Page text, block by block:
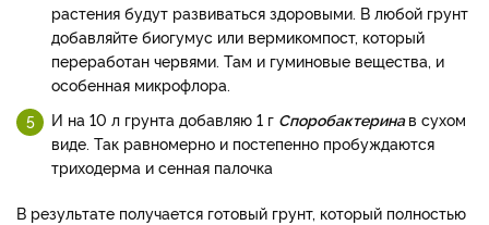
растения будут развиваться здоровыми. В любой грунт
добавляйте биогумус или вермикомпост, который
переработан червями. Там и гуминовые вещества, и
особенная микрофлора.
И на 10 л грунта добавляю 1 г Споробактеринав сухом
виде. Так равномерно и постепенно пробуждаются
триходерма и сенная палочка
В результате получается готовый грунт, который полностью